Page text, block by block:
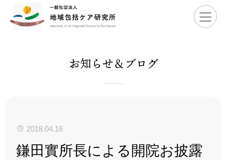
Home > 鎌田實所長による開院お披露目式
お知らせ＆ブログ
2018.04.16
鎌田實所長による開院お披露